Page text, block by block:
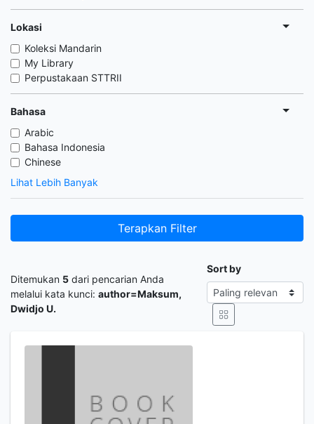
Lokasi
Koleksi Mandarin
My Library
Perpustakaan STTRII
Bahasa
Arabic
Bahasa Indonesia
Chinese
Lihat Lebih Banyak
Terapkan Filter
Ditemukan 5 dari pencarian Anda
melalui kata kunci: author=Maksum,
Dwidjo U.
Sort by